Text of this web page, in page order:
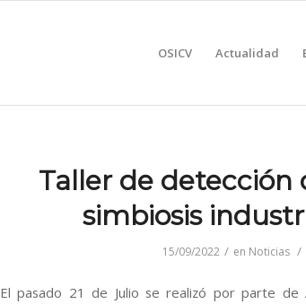
OSICV Actualidad
Taller de detección
simbiosis
15/09/2022 / en Noticias /
El pasado 21 de Julio se realizó por parte